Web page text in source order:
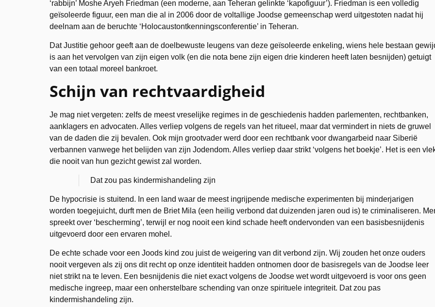
‘rabbijn’ Moshe Aryeh Friedman (een moderne, aan Teheran gelinkte ‘kapofiguur’). Friedman is een volledig
geïsoleerde figuur, een man die al in 2006 door de voltallige Joodse gemeenschap werd uitgestoten nadat hij
deelnam aan de beruchte ‘Holocaustontkenningsconferentie’ in Teheran.
Dat Justitie gehoor geeft aan de doelbewuste leugens van deze geïsoleerde enkeling, wiens hele bestaan
is aan het vervolgen van zijn eigen volk (en die nota bene zijn eigen drie kinderen heeft laten besnijden) getuigt
van een totaal moreel bankroet.
Schijn van rechtvaardigheid
Je mag niet vergeten: zelfs de meest vreselijke regimes in de geschiedenis hadden parlementen, rechtbanken,
aanklagers en advocaten. Alles verliep volgens de regels van het ritueel, maar dat vermindert in niets de gruwel
van de daden die zij bevalen. Ook mijn grootvader werd door een rechtbank voor dwangarbeid naar Siberië
verbannen vanwege het belijden van zijn Jodendom. Alles verliep daar strikt ‘volgens het boekje’. Het is een
die nooit van hun gezicht gewist zal worden.
Dat zou pas kindermishandeling zijn
De hypocrisie is stuitend. In een land waar de meest ingrijpende medische experimenten bij minderjarigen
worden toegejuicht, durft men de Briet Mila (een heilig verbond dat duizenden jaren oud is) te criminaliseren.
spreekt over ‘bescherming’, terwijl er nog nooit een kind schade heeft ondervonden van een basisbesnijdenis
uitgevoerd door een ervaren mohel.
De echte schade voor een Joods kind zou juist de weigering van dit verbond zijn. Wij zouden het onze ouders
nooit vergeven als zij ons dit recht op onze identiteit hadden ontnomen door de basisregels van de Joodse leer
niet strikt na te leven. Een besnijdenis die niet exact volgens de Joodse wet wordt uitgevoerd is voor ons geen
medische ingreep, maar een onherstelbare schending van onze spirituele integriteit. Dat zou pas
kindermishandeling zijn.